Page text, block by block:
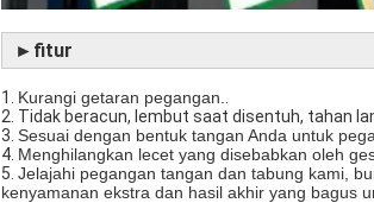
► fitur
1. Kurangi getaran pegangan.
2. Tidak beracun, lembut saat disentuh, tahan
3. Sesuai dengan bentuk tangan Anda untuk
4. Menghilangkan lecet yang disebabkan oleh
5. Jelajahi pegangan tangan dan tabung kami,
kenyamanan ekstra dan hasil akhir yang bagus